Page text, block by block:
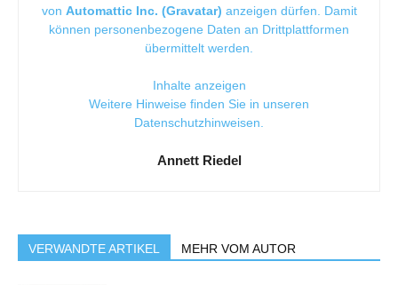
von Automattic Inc. (Gravatar) anzeigen dürfen. Damit
können personenbezogene Daten an Drittplattformen
übermittelt werden.
Inhalte anzeigen
Weitere Hinweise finden Sie in unseren
Datenschutzhinweisen
Annett Riedel
VERWANDTE ARTIKEL MEHR VOM AUTOR